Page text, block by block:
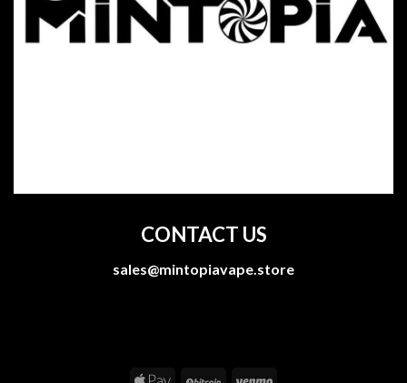
CONTACT US
sales@mintopiavape.store